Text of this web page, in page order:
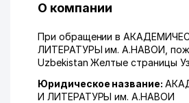
О компании
При обращении в
ЛИТЕРАТУРЫ им. А.НАВОИ,
Uzbekistan Желтые страницы
Юридическое название:
И ЛИТЕРАТУРЫ им. А.НАВОИ